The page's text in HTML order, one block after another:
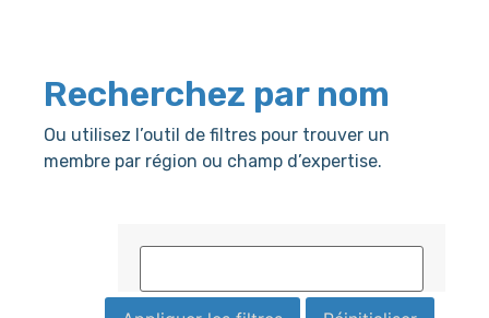
Recherchez par nom
Ou utilisez l’outil de filtres pour trouver un
membre par région ou champ d’expertise.